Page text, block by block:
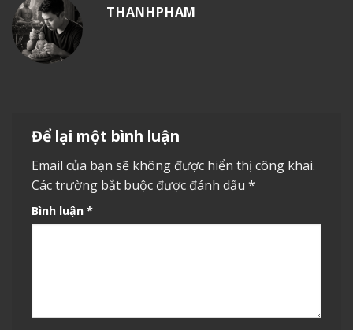
THANHPHAM
Để lại một bình luận
Email của bạn sẽ không được hiển thị công khai.
Các trường bắt buộc được đánh dấu *
Bình luận *